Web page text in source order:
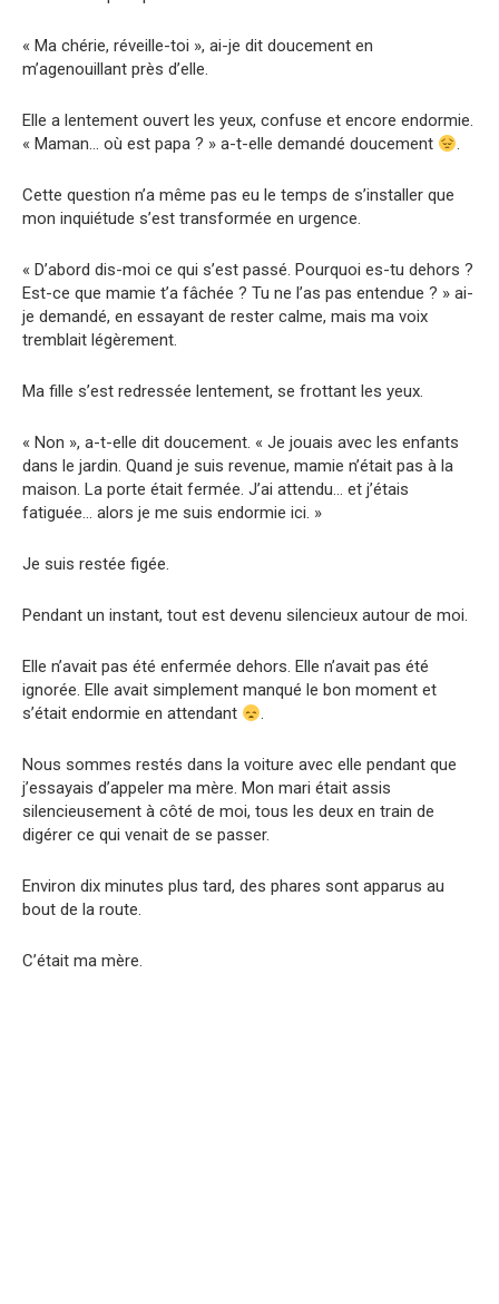
« Ma chérie, réveille-toi », ai-je dit doucement en
m’agenouillant près d’elle.
Elle a lentement ouvert les yeux, confuse et encore endormie.
« Maman… où est papa ? » a-t-elle demandé doucement
.
Cette question n’a même pas eu le temps de s’installer que
mon inquiétude s’est transformée en urgence.
« D’abord dis-moi ce qui s’est passé. Pourquoi es-tu dehors ?
Est-ce que mamie t’a fâchée ? Tu ne l’as pas entendue ? » ai-
je demandé, en essayant de rester calme, mais ma voix
tremblait légèrement.
Ma fille s’est redressée lentement, se frottant les yeux.
« Non », a-t-elle dit doucement. « Je jouais avec les enfants
dans le jardin. Quand je suis revenue, mamie n’était pas à la
maison. La porte était fermée. J’ai attendu… et j’étais
fatiguée… alors je me suis endormie ici. »
Je suis restée figée.
Pendant un instant, tout est devenu silencieux autour de moi.
Elle n’avait pas été enfermée dehors. Elle n’avait pas été
ignorée. Elle avait simplement manqué le bon moment et
s’était endormie en attendant
.
Nous sommes restés dans la voiture avec elle pendant que
j’essayais d’appeler ma mère. Mon mari était assis
silencieusement à côté de moi, tous les deux en train de
digérer ce qui venait de se passer.
Environ dix minutes plus tard, des phares sont apparus au
bout de la route.
C’était ma mère.